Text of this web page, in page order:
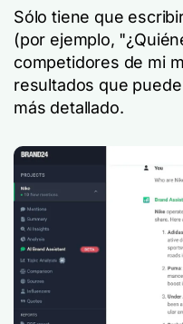
Sólo tiene que
(por ejemplo,
competidores de mi
resultados que
más detallado.